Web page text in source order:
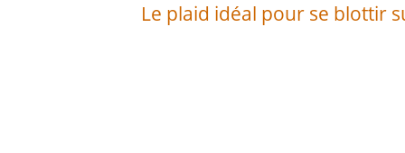
Le plaid idéal pour se blottir